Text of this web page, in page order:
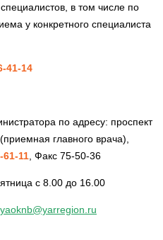
в том числе по
у конкретного специалиста
41-14
по адресу: проспект
главного врача),
61-11 , Факс 75-50-36
с 8.00 до 16.00